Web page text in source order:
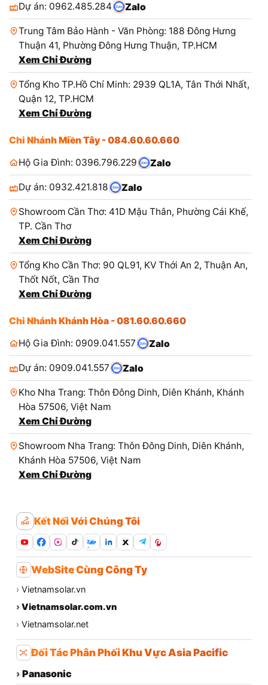
Dự án: 0962.485.284 Zalo
Trung Tâm Bảo Hành - Văn Phòng: 188 Đông Hưng
Thuận 41, Phường Đông Hưng Thuận, TP.HCM
Xem Chỉ Đường
Tổng Kho TP.Hồ Chí Minh: 2939 QL1A, Tân Thới Nhất,
Quận 12, TP.HCM
Xem Chỉ Đường
Chi Nhánh Miền Tây - 084.60.60.660
Hộ Gia Đình: 0396.796.229
Zalo
Dự án: 0932.421.818 Zalo
Showroom Cần Thơ: 41D Mậu Thân, Phường Cái Khế,
TP. Cần Thơ
Xem Chỉ Đường
Tổng Kho Cần Thơ: 90 QL91, KV Thới An 2, Thuận An,
Thốt Nốt, Cần Thơ
Xem Chỉ Đường
Chi Nhánh Khánh Hòa - 081.60.60.660
Hộ Gia Đình: 0909.041.557
Zalo
Dự án: 0909.041.557 Zalo
Kho Nha Trang: Thôn Đông Dinh, Diên Khánh, Khánh
Hòa 57506, Việt Nam
Xem Chỉ Đường
Showroom Nha Trang: Thôn Đông Dinh, Diên Khánh,
Khánh Hòa 57506, Việt Nam
Xem Chỉ Đường
Kết Nối Với Chúng Tôi
Zalo
WebSite Cùng Công Ty
› Vietnamsolar.vn
› Vietnamsolar.com.vn
› Vietnamsolar.net
Đối Tác Phân Phối Khu Vực Asia Pacific
› Panasonic